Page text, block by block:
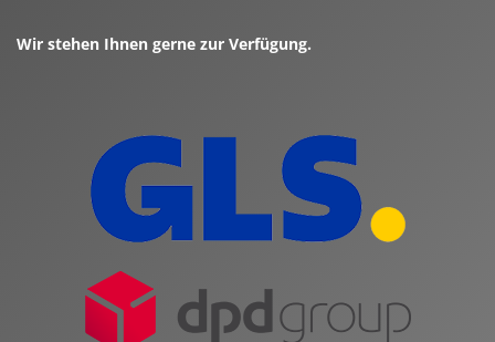
Wir stehen Ihnen gerne zur Verfügung.